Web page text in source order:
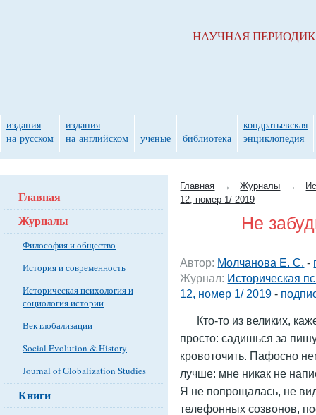
Главная → Журналы →
12, номер 1/ 2019
Не
Автор: Молчанова Е. С. -
Журнал: Историческая
12, номер 1/ 2019 -
Кто-то из великих,
просто: садишься за
кровоточить. Пафосно
лучше: мне никак не
Я не попрощалась, не
телефонных созвонов,
Главная
Журналы
Философия и общество
История и современность
Историческая психология и
социология истории
Век глобализации
Social Evolution & History
Journal of Globalization Studies
Книги
НАУЧНАЯ
издания
на русском
издания
на английском
ученые библиотека
кондратьевская
энциклопедия